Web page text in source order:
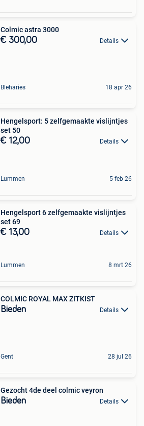
Colmic astra 3000
€ 300,00 Details
Bleharies 18 apr 26
Hengelsport: 5 zelfgemaakte vislijntjes
set 50
€ 12,00 Details
Lummen 5 feb 26
Hengelsport 6 zelfgemaakte vislijntjes
set 69
€ 13,00 Details
Lummen 8 mrt 26
COLMIC ROYAL MAX ZITKIST
Bieden Details
Gent 28 jul 26
Gezocht 4de deel colmic veyron
Bieden Details